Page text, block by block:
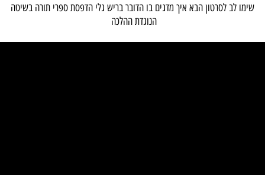
שימו לב לסרטון הבא איך מדגים בו הדובר בריש גלי הדפסת ספרי תורה בשיטה
הנוגדת ההלכה